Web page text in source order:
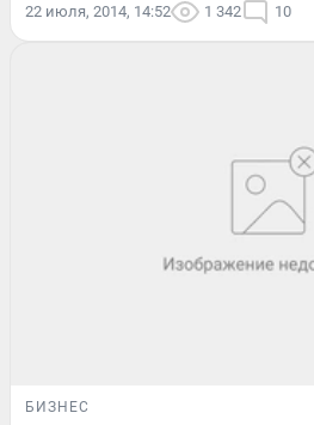
22 июля, 2014, 14:52 1 342 10
БИЗНЕС